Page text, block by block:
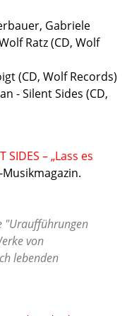
Gabriele
Ratz (CD, Wolf
(CD, Wolf Records)
- Silent Sides (CD,
SIDES – „Lass es
Musikmagazin.
"Uraufführungen
von
lebenden